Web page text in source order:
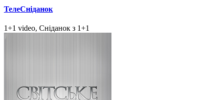
ТелеСніданок
1+1 video, Сніданок з 1+1